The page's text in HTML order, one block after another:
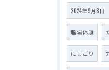
2024年9月8日
職場体験
にしごり